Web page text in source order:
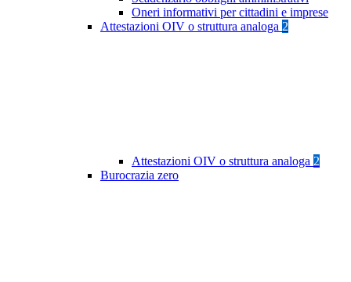
Oneri informativi per cittadini e imprese
Attestazioni OIV o struttura analoga 2
Attestazioni OIV o struttura analoga 2
Burocrazia zero